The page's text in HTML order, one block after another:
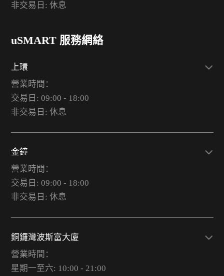
非交易日: 休息
uSMART 服務網絡
上環
營業時間：
交易日: 09:00 - 18:00
非交易日: 休息
金鐘
營業時間：
交易日: 09:00 - 18:00
非交易日: 休息
銅鑼灣波斯富大廈
營業時間：
星期一至六: 10:00 - 21:00